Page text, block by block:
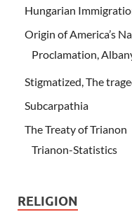
Hungarian
Origin of America’s
Proclamation,
Stigmatized, The
Subcarpathia
The Treaty of Trianon
Trianon-Statistics
RELIGION